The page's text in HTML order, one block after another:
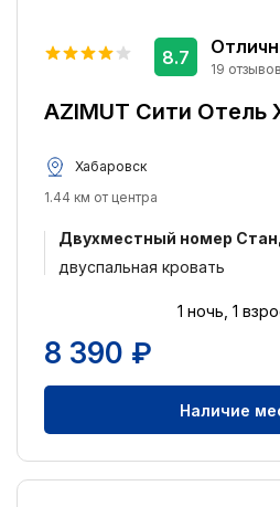
AZIMUT Сити Отель
19 отзывов
8.7
Хабаровск
1.44 км от центра
Двухместный номер
двуспальная кровать
1 ночь, 1
8 390 ₽
Наличие